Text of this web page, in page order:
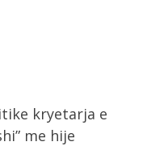
kryetarja e
me hije